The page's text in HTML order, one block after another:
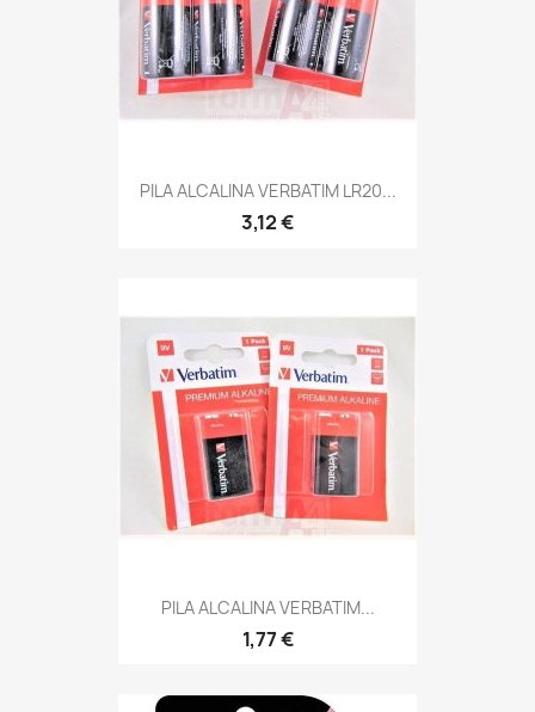
PILA ALCALINA VERBATIM LR20...
3,12 €
PILA ALCALINA VERBATIM...
1,77 €